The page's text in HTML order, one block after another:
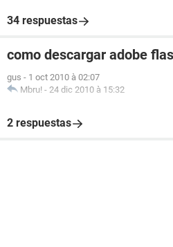
34 respuestas
como descargar adobe
gus - 1 oct 2010 à 02:07
Mbru! - 24 dic 2010 à 15:32
2 respuestas